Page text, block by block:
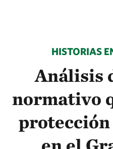
HISTORIAS
Análisis
normativo
protección